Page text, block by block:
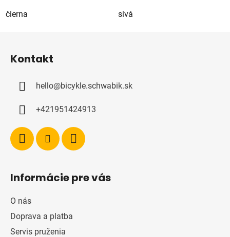
čierna sivá
Kontakt
hello@bicykle.schwabik.sk
+421951424913
Informácie pre vás
O nás
Doprava a platba
Servis pruženia